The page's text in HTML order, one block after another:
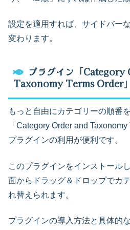
設定を適用すれば、サイドバー
変わります。
プラグイン「
Taxonomy Terms Order
もっと自由にカテゴリーの順番
「Category Order and
プラグインの利用が便利です。
このプラグインをインストール
面からドラッグ＆ドロップでカ
れ替えられます。
プラグインの導入方法と具体的